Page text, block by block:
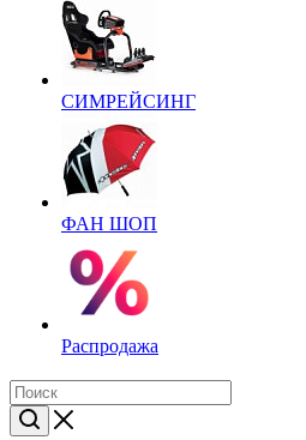
СИМРЕЙСИНГ
ФАН ШОП
Распродажа